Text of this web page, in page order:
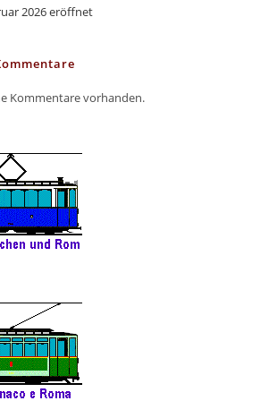
2026 eröffnet
Kommentare vorhanden.